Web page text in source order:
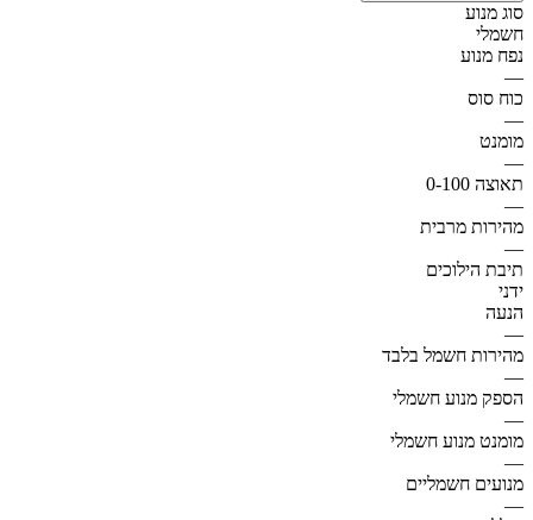
סוג מנוע
חשמלי
נפח מנוע
—
כוח סוס
—
מומנט
—
תאוצה 0-100
—
מהירות מרבית
—
תיבת הילוכים
ידני
הנעה
—
מהירות חשמל בלבד
—
הספק מנוע חשמלי
—
מומנט מנוע חשמלי
—
מנועים חשמליים
—